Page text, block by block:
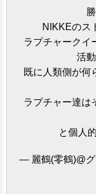
NIKKEのス
ラプチャークイ
活
既に人類側が何
ラプチャー達は
と個人
— 麗鶴(零鶴)@